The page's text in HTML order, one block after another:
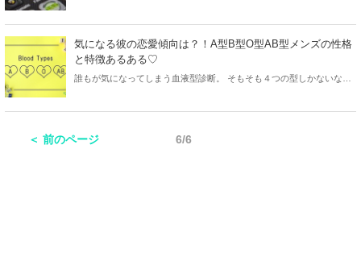
また、仲良く過ごすための秘訣も公開しますので参考にしてみてくだ
さい♡
気になる彼の恋愛傾向は？！A型B型O型AB型メンズの性格
と特徴あるある♡
誰もが気になってしまう血液型診断。 そもそも４つの型しかないなら
＜ 前のページ 6/6